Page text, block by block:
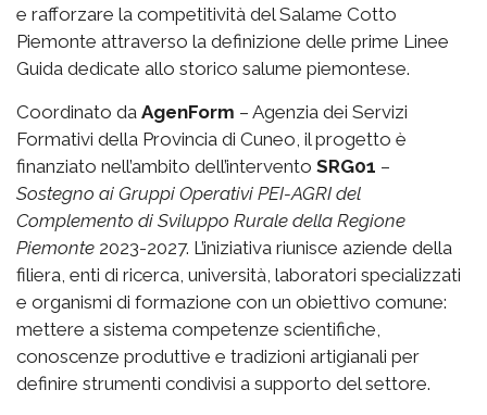
e rafforzare la competitività del Salame Cotto
Piemonte attraverso la definizione delle prime Linee
Guida dedicate allo storico salume piemontese.
Coordinato da AgenForm – Agenzia dei Servizi
Formativi della Provincia di Cuneo, il progetto è
finanziato nell’ambito dell’intervento SRG01 –
Sostegno ai Gruppi Operativi PEI-AGRI del
Complemento di Sviluppo Rurale della Regione
Piemonte 2023-2027. L’iniziativa riunisce aziende della
filiera, enti di ricerca, università, laboratori specializzati
e organismi di formazione con un obiettivo comune:
mettere a sistema competenze scientifiche,
conoscenze produttive e tradizioni artigianali per
definire strumenti condivisi a supporto del settore.